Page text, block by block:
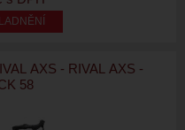
AXS - RIVAL AXS -
58